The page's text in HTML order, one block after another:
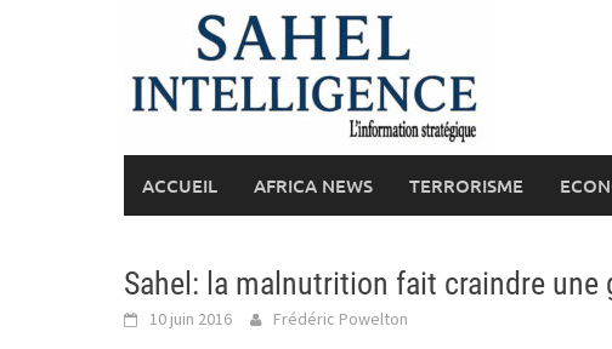
ACCUEIL AFRICA NEWS TERRORISME
Sahel: la malnutrition fait craindre une
10 juin 2016 Frédéric Powelton